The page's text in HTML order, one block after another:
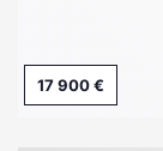
17 900 €